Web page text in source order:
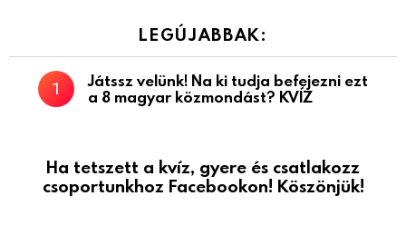
LEGÚJABBAK:
Játssz velünk! Na ki tudja befejezni ezt
a 8 magyar közmondást? KVÍZ
Ha tetszett a kvíz, gyere és csatlakozz
csoportunkhoz Facebookon! Köszönjük!